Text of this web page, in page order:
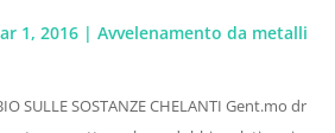
1, 2016 | Avvelenamento da metalli
SULLE SOSTANZE CHELANTI Gent.mo dr